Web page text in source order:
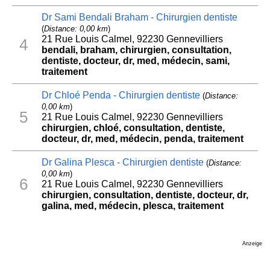
4
Dr Sami Bendali Braham - Chirurgien dentiste
(Distance: 0,00 km)
21 Rue Louis Calmel, 92230 Gennevilliers
bendali, braham, chirurgien, consultation,
dentiste, docteur, dr, med, médecin, sami,
traitement
5
Dr Chloé Penda - Chirurgien dentiste(Distance:
0,00 km)
21 Rue Louis Calmel, 92230 Gennevilliers
chirurgien, chloé, consultation, dentiste,
docteur, dr, med, médecin, penda, traitement
6
Dr Galina Plesca - Chirurgien dentiste(Distance:
0,00 km)
21 Rue Louis Calmel, 92230 Gennevilliers
chirurgien, consultation, dentiste, docteur, dr,
galina, med, médecin, plesca, traitement
Anzeige